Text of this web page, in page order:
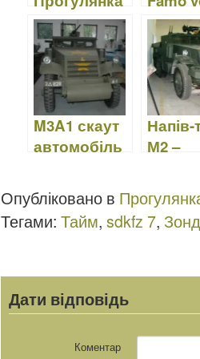
Навколо
M3A1 скаут
автомобіль
прогулянка
навколо
Напів-
М2 –
Опубліковано в
Тегами: Тайм, sdkfz 7,
Дати відповідь
Коментар